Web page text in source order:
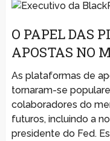
O PAPEL DAS
APOSTAS NO
As plataformas de
tornaram-se
colaboradores do
futuros, incluindo a
presidente do Fed.